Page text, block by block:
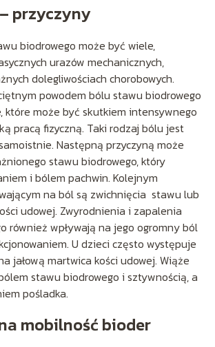
przyczyny
biodrowego może być wiele,
urazów mechanicznych,
dolegliwościach chorobowych.
powodem bólu stawu biodrowego
które może być skutkiem intensywnego
pracą fizyczną. Taki rodzaj bólu jest
Następną przyczyną może
stawu biodrowego, który
i bólem pachwin. Kolejnym
na ból są zwichnięcia stawu lub
udowej. Zwyrodnienia i zapalenia
również wpływają na jego ogromny ból
U dzieci często występuje
jałową martwica kości udowej. Wiąże
stawu biodrowego i sztywnością, a
pośladka.
mobilność bioder